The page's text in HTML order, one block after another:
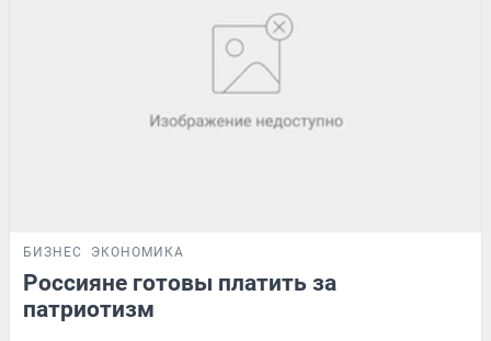
БИЗНЕС ЭКОНОМИКА
Россияне готовы платить за
патриотизм